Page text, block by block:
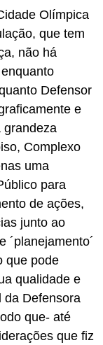
Olímpica
que tem
não há
Defensor
e
grandeza
Complexo
uma
para
de ações,
junto ao
´planejamento´
que pode
qualidade e
da Defensora
que- até
que fiz